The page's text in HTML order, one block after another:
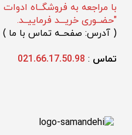
با مراجعه به فروشگــاه ادوات
"حضــوری خریـــد فرماییــد.
( آدرس: صفحــه تماس با ما )
تماس :
021.66.17.50.98